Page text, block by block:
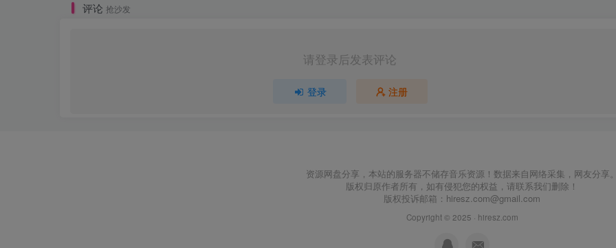
评论 抢沙发
请登录后发表评论
登录 注册
资源网盘分享，本站的服务器不储存音乐资源！数据来自网络采集，网友分享
版权归原作者所有，如有侵犯您的权益，请联系我们删除！
版权投诉邮箱： hiresz.com@gmail.com
Copyright © 2025 · hiresz.com